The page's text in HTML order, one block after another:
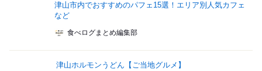
津山市内でおすすめのパフェ15選！エリア別人気カフェ
など
食べログまとめ編集部
津山ホルモンうどん【ご当地グルメ】